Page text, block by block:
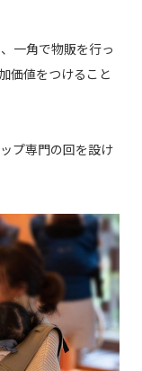
一角で物販を行っ
価値をつけること
プ専門の回を設け